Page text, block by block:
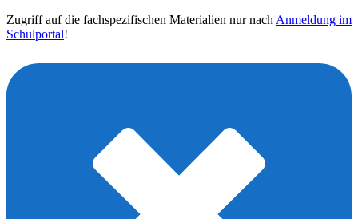
Zugriff auf die fachspezifischen Materialien nur nach Anmeldung im
Schulportal!